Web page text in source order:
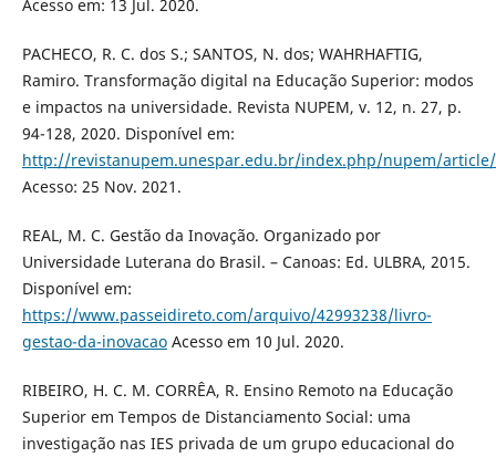
Acesso em: 13 Jul. 2020.
PACHECO, R. C. dos S.; SANTOS, N. dos; WAHRHAFTIG,
Ramiro. Transformação digital na Educação Superior: modos
e impactos na universidade. Revista NUPEM, v. 12, n. 27, p.
94-128, 2020. Disponível em:
http://revistanupem.unespar.edu.br/index.php/nupem/
Acesso: 25 Nov. 2021.
REAL, M. C. Gestão da Inovação. Organizado por
Universidade Luterana do Brasil. – Canoas: Ed. ULBRA, 2015.
Disponível em:
https://www.passeidireto.com/arquivo/42993238/livro-
gestao-da-inovacaoAcesso em 10 Jul. 2020.
RIBEIRO, H. C. M. CORRÊA, R. Ensino Remoto na Educação
Superior em Tempos de Distanciamento Social: uma
investigação nas IES privada de um grupo educacional do